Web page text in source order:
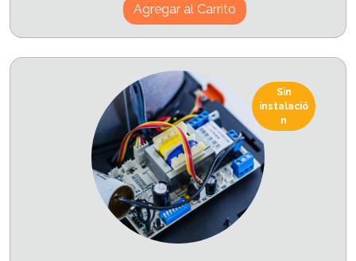
Agregar al Carrito
Sin
instalació
n